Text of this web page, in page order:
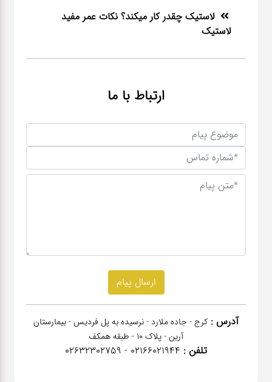
لاستیک چقدر کار میکند؟ نکات عمر مفید
لاستیک
ارتباط با ما
آدرس : کرج - جاده ملارد - نرسیده به پل فردیس - بیمارستان
آرین - پلاک 10 - طبقه همکف
تلفن : 02166021944 - 02632302759